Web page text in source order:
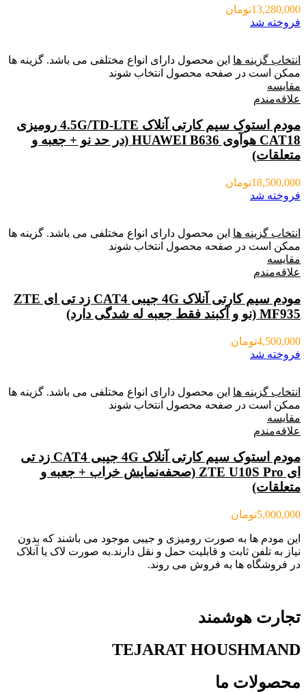
13,280,000تومان
فروخته شد
انتخاب گزینه ها این محصول دارای انواع مختلفی می باشد. گزینه ها
ممکن است در صفحه محصول انتخاب شوند
مقایسه
علاقه‌مندم
مودم استوک سیم کارتی آنلاک 4.5G/TD-LTE رومیزی
CAT18 هوآوی HUAWEI B636 (در حد نو + جعبه و
متعلقات)
18,500,000تومان
فروخته شد
انتخاب گزینه ها این محصول دارای انواع مختلفی می باشد. گزینه ها
ممکن است در صفحه محصول انتخاب شوند
مقایسه
علاقه‌مندم
مودم سیم کارتی آنلاک 4G جیبی CAT4 زد تی ای ZTE
MF935 (نو و آکبند فقط جعبه له شدگی دارد)
4,500,000تومان
فروخته شد
انتخاب گزینه ها این محصول دارای انواع مختلفی می باشد. گزینه ها
ممکن است در صفحه محصول انتخاب شوند
مقایسه
علاقه‌مندم
مودم استوک سیم کارتی آنلاک 4G جیبی CAT4 زد تی
ای ZTE U10S Pro (صحفه‌نمایش خراب + جعبه و
متعلقات)
5,000,000تومان
این مودم ها به صورت رومیزی و جیبی موجود می باشند که بدون
نیاز به تلفن ثابت و قابلیت حمل و نقل دارند.به صورت لاک یا آنلاک
در فروشگاه ها به فروش می روند.
تجارت هوشمند
TEJARAT HOUSHMAND
محصولات ما